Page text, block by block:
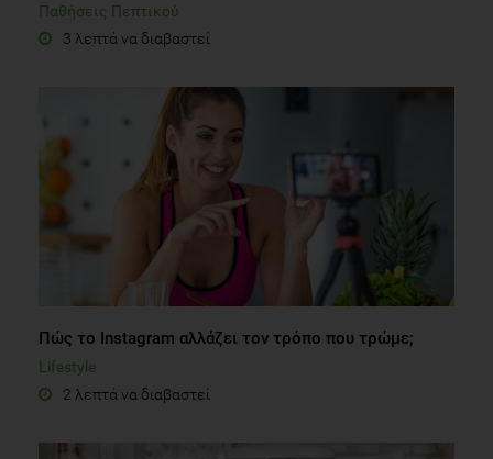
Παθήσεις Πεπτικού
3 λεπτά να διαβαστεί
Πώς το Instagram αλλάζει τον τρόπο που τρώμε;
Lifestyle
2 λεπτά να διαβαστεί